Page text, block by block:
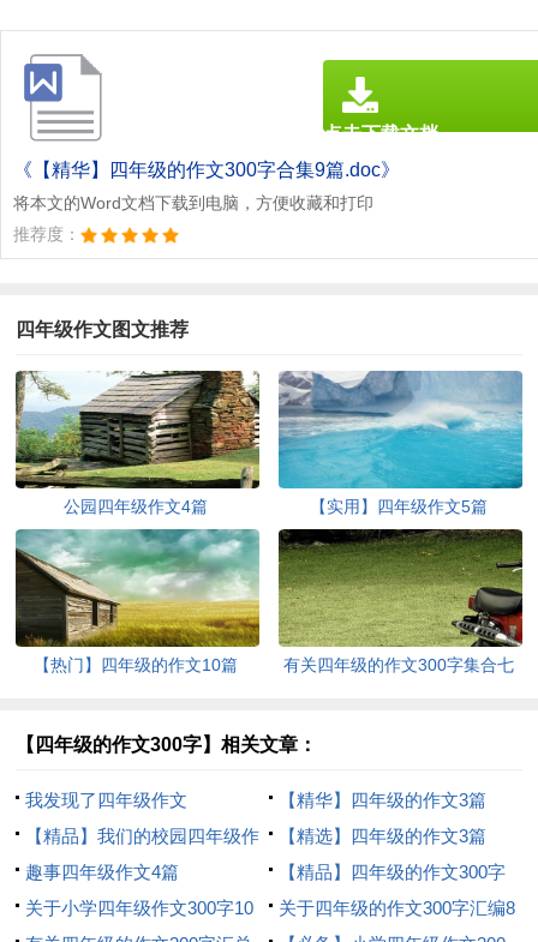
《【精华】四年级的作文300字合集9篇.doc》
将本文的Word文档下载到电脑，方便收藏和打印
推荐度：
点击下载文档
文档为doc格式
四年级作文图文推荐
公园四年级作文4篇 【实用】四年级作文5篇
【热门】四年级的作文10篇
有关四年级的作文300字集合七
【四年级的作文300字】相关文章：
我发现了四年级作文
【精华】四年级的作文3篇
【精品】我们的校园四年级作
文300字9篇
【精选】四年级的作文3篇
趣事四年级作文4篇
【精品】四年级的作文300字
锦集10篇
关于小学四年级作文300字10
关于四年级的作文300字汇编8